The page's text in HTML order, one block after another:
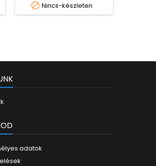
 Nincs-készleten
adatok